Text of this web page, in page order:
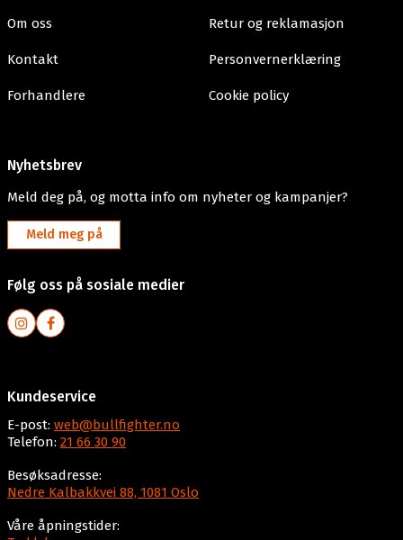
Om oss
Kontakt
Forhandlere
Retur og reklamasjon
Personvernerklæring
Cookie policy
Nyhetsbrev
Meld deg på, og motta info om nyheter og kampanjer?
Meld meg på
Følg oss på sosiale medier
Kundeservice
E-post: web@bullfighter.no
Telefon: 21 66 30 90
Besøksadresse:
Nedre Kalbakkvei 88, 1081 Oslo
Våre åpningstider: